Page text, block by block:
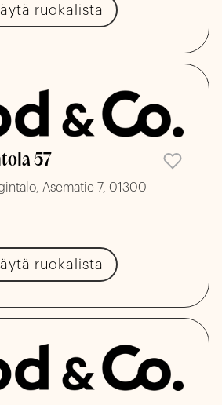
ruokalista
57
Asematie 7, 01300
ruokalista